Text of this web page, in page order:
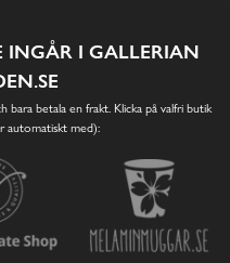
INGÅR I GALLERIAN
bara betala en frakt. Klicka på valfri butik
automatiskt med):